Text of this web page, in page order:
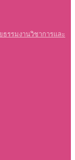
รรมงานวิชาการและ